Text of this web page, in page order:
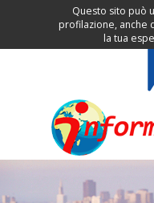
Questo sito può
profilazione, anche
la tua
Clicca per